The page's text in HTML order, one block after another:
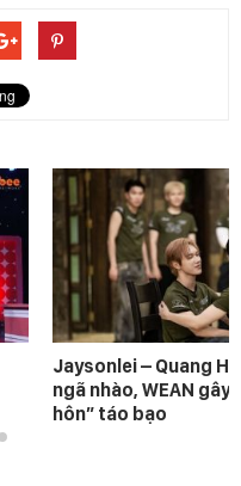
Jaysonlei – Quang
ngã nhào, WEAN gây
hôn” táo bạo